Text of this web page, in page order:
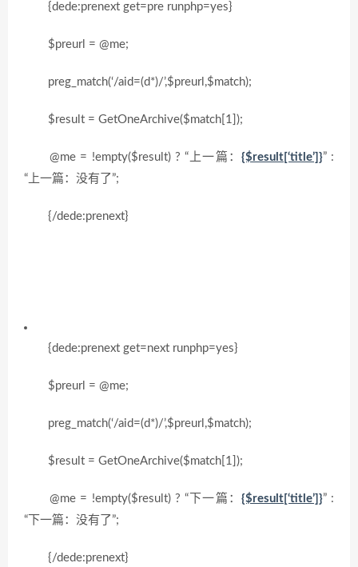
{dede:prenext get=pre runphp=yes}
$preurl = @me;
preg_match(‘/aid=(d*)/’,$preurl,$match);
$result = GetOneArchive($match[1]);
@me = !empty($result) ? “上一篇： {$result[‘title’]}” :
“上一篇：没有了”;
{/dede:prenext}
{dede:prenext get=next runphp=yes}
$preurl = @me;
preg_match(‘/aid=(d*)/’,$preurl,$match);
$result = GetOneArchive($match[1]);
@me = !empty($result) ? “下一篇： {$result[‘title’]}” :
“下一篇：没有了”;
{/dede:prenext}